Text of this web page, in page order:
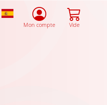
SpanishMon compte Vide